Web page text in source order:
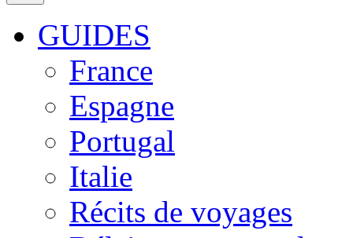
GUIDES
France
Espagne
Portugal
Italie
Récits de voyages